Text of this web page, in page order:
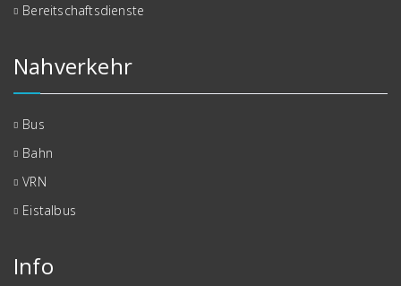
Bereitschaftsdienste
Nahverkehr
Bus
Bahn
VRN
Eistalbus
Info